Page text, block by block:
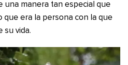
una manera tan especial que
era la persona con la que
su vida.